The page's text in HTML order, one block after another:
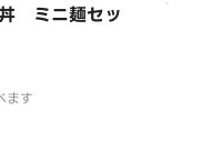
ミニ麺セッ
ます